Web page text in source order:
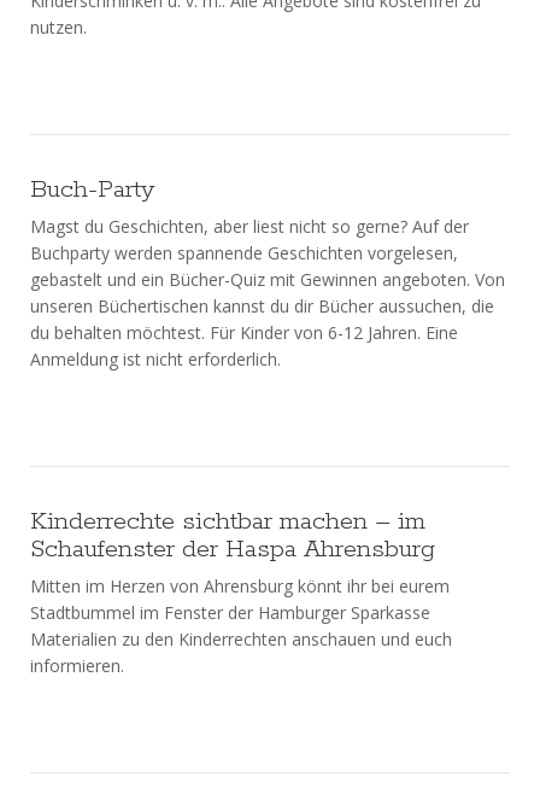
nutzen.
Buch-Party
Magst du Geschichten, aber liest nicht so gerne? Auf der
Buchparty werden spannende Geschichten vorgelesen,
gebastelt und ein Bücher-Quiz mit Gewinnen angeboten. Von
unseren Büchertischen kannst du dir Bücher aussuchen, die
du behalten möchtest. Für Kinder von 6-12 Jahren. Eine
Anmeldung ist nicht erforderlich.
Kinderrechte sichtbar machen – im
Schaufenster der Haspa Ahrensburg
Mitten im Herzen von Ahrensburg könnt ihr bei eurem
Stadtbummel im Fenster der Hamburger Sparkasse
Materialien zu den Kinderrechten anschauen und euch
informieren.